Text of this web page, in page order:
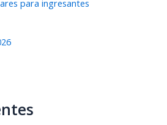
para ingresantes